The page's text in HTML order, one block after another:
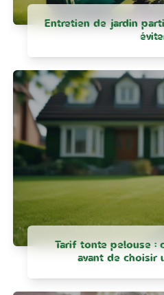
Entretien de jardin
Tarif tonte pelouse :
avant de choisir